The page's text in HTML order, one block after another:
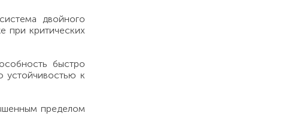
двойного
при критических
быстро
устойчивостью к
пределом